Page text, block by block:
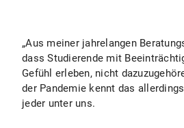
„Aus meiner jahrelangen
dass Studierende mit
Gefühl erleben, nicht
der Pandemie kennt das
jeder unter uns.